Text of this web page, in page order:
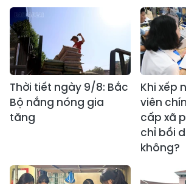
Thời tiết ngày 9/8: Bắc
Bộ nắng nóng gia
tăng
Khi xếp
viên
cấp xã
chỉ bồi
không?